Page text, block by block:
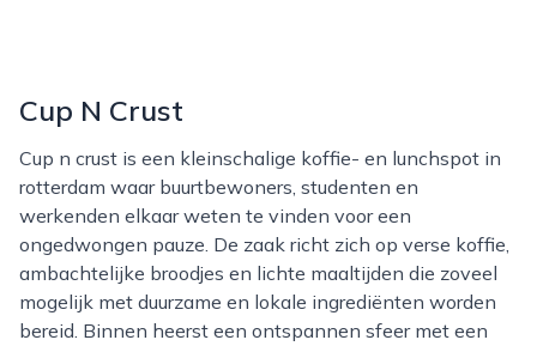
Cup N Crust
Cup n crust is een kleinschalige koffie- en lunchspot in
rotterdam waar buurtbewoners, studenten en
werkenden elkaar weten te vinden voor een
ongedwongen pauze. De zaak richt zich op verse koffie,
ambachtelijke broodjes en lichte maaltijden die zoveel
mogelijk met duurzame en lokale ingrediënten worden
bereid. Binnen heerst een ontspannen sfeer met een